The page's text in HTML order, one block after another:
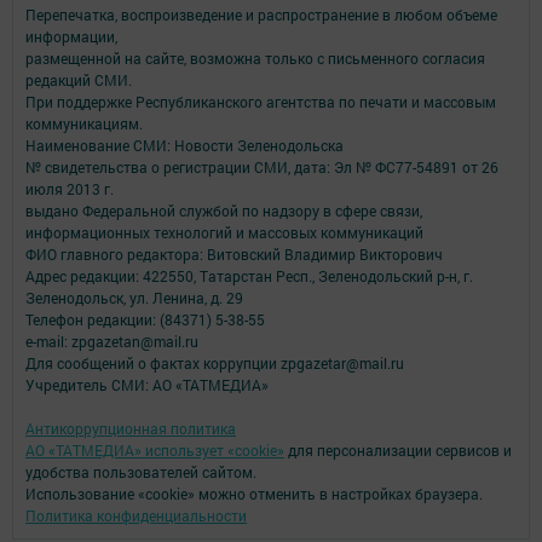
Перепечатка, воспроизведение и распространение в любом объеме
информации,
размещенной на сайте, возможна только с письменного согласия
редакций СМИ.
При поддержке Республиканского агентства по печати и массовым
коммуникациям.
Наименование СМИ: Новости Зеленодольска
№ свидетельства о регистрации СМИ, дата: Эл № ФС77-54891 от 26
июля 2013 г.
выдано Федеральной службой по надзору в сфере связи,
информационных технологий и массовых коммуникаций
ФИО главного редактора: Витовский Владимир Викторович
Адрес редакции: 422550, Татарстан Респ., Зеленодольский р-н, г.
Зеленодольск, ул. Ленина, д. 29
Телефон редакции: (84371) 5-38-55
e-mail: zpgazetan@mail.ru
Для сообщений о фактах коррупции zpgazetar@mail.ru
Учредитель СМИ: АО «ТАТМЕДИА»
Антикоррупционная политика
АО «ТАТМЕДИА» использует «cookie» для персонализации сервисов и
удобства пользователей сайтом.
Использование «cookie» можно отменить в настройках браузера.
Политика конфиденциальности